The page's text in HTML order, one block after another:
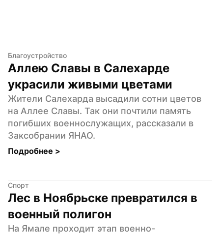
Благоустройство
Аллею Славы в Салехарде
украсили живыми цветами
Жители Салехарда высадили сотни цветов
на Аллее Славы. Так они почтили память
погибших военнослужащих, рассказали в
Заксобрании ЯНАО.
Подробнее >
Спорт
Лес в Ноябрьске превратился в
военный полигон
На Ямале проходит этап военно-